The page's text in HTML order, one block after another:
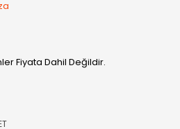
Fiyata Dahil Değildir.